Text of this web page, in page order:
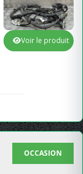
Voir le produit
OCCASION